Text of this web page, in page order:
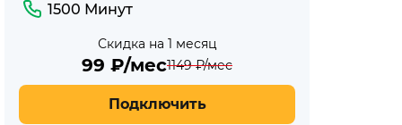
1500 Минут
Скидка на 1 месяц
99 ₽/мес1149₽/мес
Подключить